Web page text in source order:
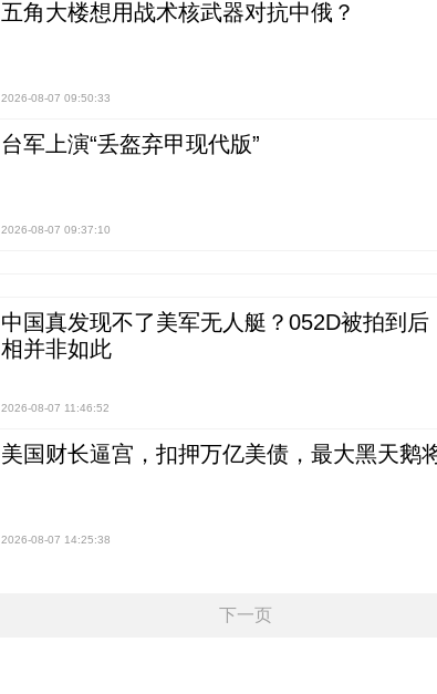
五角大楼想用战术核武器对抗中俄？
2026-08-07 09:50:33
台军上演“丢盔弃甲现代版”
2026-08-07 09:37:10
中国真发现不了美军无人艇？052D被拍到
相并非如此
2026-08-07 11:46:52
美国财长逼宫，扣押万亿美债，最大黑天鹅
2026-08-07 14:25:38
下一页